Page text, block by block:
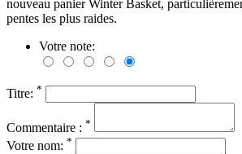
nouveau panier Winter Basket,
pentes les plus raides.
Votre note:
Titre: *
Commentaire : *
Votre nom: *